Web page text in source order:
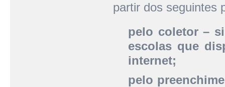
partir dos seguintes
pelo coletor –
escolas que
internet;
pelo